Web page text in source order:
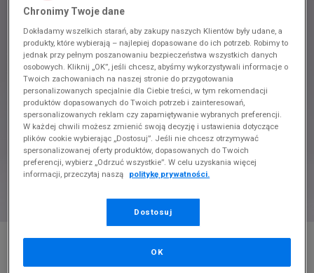
Chronimy Twoje dane
Dokładamy wszelkich starań, aby zakupy naszych Klientów były udane, a
produkty, które wybierają – najlepiej dopasowane do ich potrzeb. Robimy to
jednak przy pełnym poszanowaniu bezpieczeństwa wszystkich danych
osobowych. Kliknij „OK”, jeśli chcesz, abyśmy wykorzystywali informacje o
Twoich zachowaniach na naszej stronie do przygotowania
personalizowanych specjalnie dla Ciebie treści, w tym rekomendacji
produktów dopasowanych do Twoich potrzeb i zainteresowań,
spersonalizowanych reklam czy zapamiętywanie wybranych preferencji.
W każdej chwili możesz zmienić swoją decyzję i ustawienia dotyczące
plików cookie wybierając „Dostosuj”. Jeśli nie chcesz otrzymywać
spersonalizowanej oferty produktów, dopasowanych do Twoich
preferencji, wybierz „Odrzuć wszystkie”. W celu uzyskania więcej
informacji, przeczytaj naszą
politykę prywatności.
Dostosuj
OK